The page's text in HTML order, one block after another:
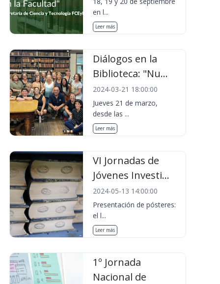
en l...
Leer más
Diálogos en la
Biblioteca: "Nu...
2024-03-21 18:00:00
Jueves 21 de marzo,
desde las ...
Leer más
VI Jornadas de
Jóvenes Investi...
2024-05-13 14:00:00
Presentación de pósteres:
el l...
Leer más
1º Jornada
Nacional de